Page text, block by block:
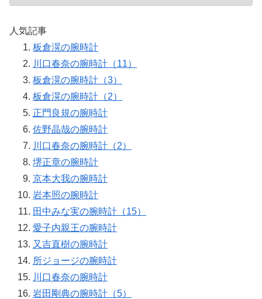
人気記事
板倉滉の腕時計
川口春奈の腕時計（11）
板倉滉の腕時計（3）
板倉滉の腕時計（2）
正門良規の腕時計
佐野晶哉の腕時計
川口春奈の腕時計（2）
堺正章の腕時計
京本大我の腕時計
岩本照の腕時計
田中みな実の腕時計（15）
愛子内親王の腕時計
又吉直樹の腕時計
所ジョージの腕時計
川口春奈の腕時計
岩田剛典の腕時計（5）